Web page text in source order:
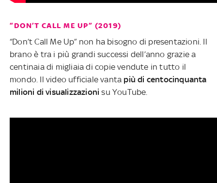
“DON’T CALL ME UP” (2019)
“Don’t Call Me Up” non ha bisogno di presentazioni. Il
brano è tra i più grandi successi dell’anno grazie a
centinaia di migliaia di copie vendute in tutto il
mondo. Il video ufficiale vanta più di centocinquanta
milioni di visualizzazioni su YouTube.